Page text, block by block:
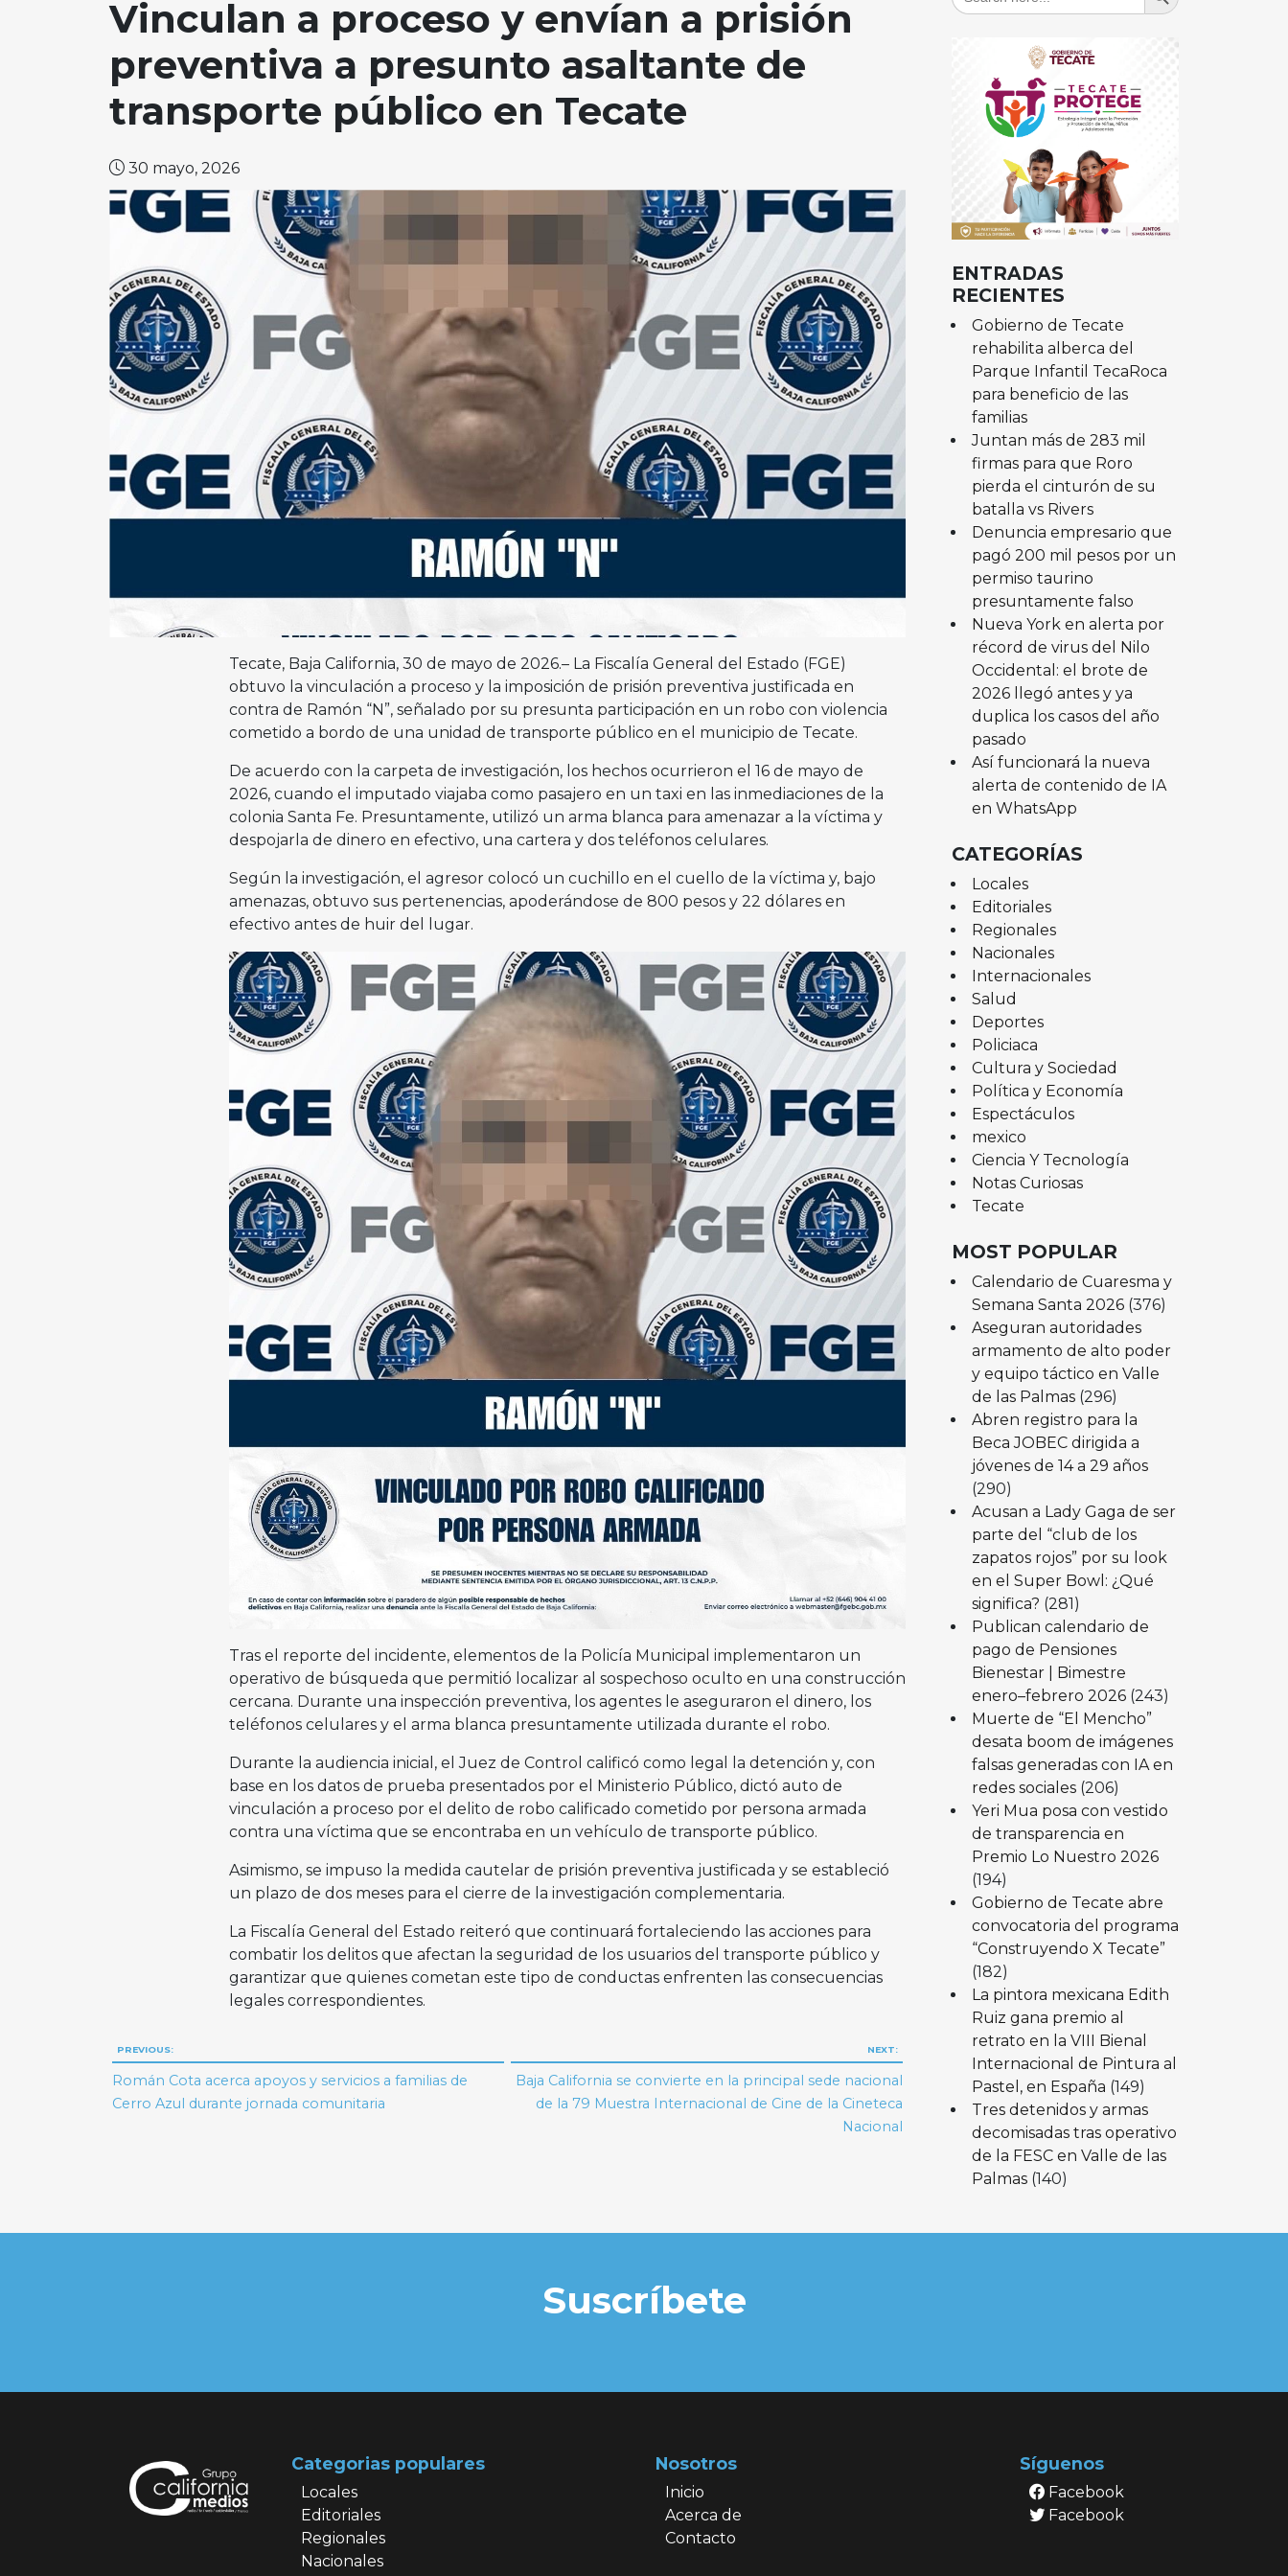
Vinculan a proceso y envían a prisión
preventiva a presunto asaltante de
transporte público en Tecate
30 mayo, 2026
Tecate, Baja California, 30 de mayo de 2026.– La Fiscalía General del Estado (FGE)
obtuvo la vinculación a proceso y la imposición de prisión preventiva justificada en
contra de Ramón “N”, señalado por su presunta participación en un robo con violencia
cometido a bordo de una unidad de transporte público en el municipio de Tecate.
De acuerdo con la carpeta de investigación, los hechos ocurrieron el 16 de mayo de
2026, cuando el imputado viajaba como pasajero en un taxi en las inmediaciones de la
colonia Santa Fe. Presuntamente, utilizó un arma blanca para amenazar a la víctima y
despojarla de dinero en efectivo, una cartera y dos teléfonos celulares.
Según la investigación, el agresor colocó un cuchillo en el cuello de la víctima y, bajo
amenazas, obtuvo sus pertenencias, apoderándose de 800 pesos y 22 dólares en
efectivo antes de huir del lugar.
Tras el reporte del incidente, elementos de la Policía Municipal implementaron un
operativo de búsqueda que permitió localizar al sospechoso oculto en una construcción
cercana. Durante una inspección preventiva, los agentes le aseguraron el dinero, los
teléfonos celulares y el arma blanca presuntamente utilizada durante el robo.
Durante la audiencia inicial, el Juez de Control calificó como legal la detención y, con
base en los datos de prueba presentados por el Ministerio Público, dictó auto de
vinculación a proceso por el delito de robo calificado cometido por persona armada
contra una víctima que se encontraba en un vehículo de transporte público.
Asimismo, se impuso la medida cautelar de prisión preventiva justificada y se estableció
un plazo de dos meses para el cierre de la investigación complementaria.
La Fiscalía General del Estado reiteró que continuará fortaleciendo las acciones para
combatir los delitos que afectan la seguridad de los usuarios del transporte público y
garantizar que quienes cometan este tipo de conductas enfrenten las consecuencias
legales correspondientes.
Navegación
de
PREVIOUS:
Román Cota acerca apoyos y servicios a familias de
Cerro Azul durante jornada comunitaria
NEXT:
Baja California se convierte en la principal sede nacional
de la 79 Muestra Internacional de Cine de la Cineteca
Nacional
ENTRADAS
RECIENTES
Gobierno de Tecate
rehabilita alberca del
Parque Infantil TecaRoca
para beneficio de las
familias
Juntan más de 283 mil
firmas para que Roro
pierda el cinturón de su
batalla vs Rivers
Denuncia empresario que
pagó 200 mil pesos por un
permiso taurino
presuntamente falso
Nueva York en alerta por
récord de virus del Nilo
Occidental: el brote de
2026 llegó antes y ya
duplica los casos del año
pasado
Así funcionará la nueva
alerta de contenido de IA
en WhatsApp
CATEGORÍAS
Locales
Editoriales
Regionales
Nacionales
Internacionales
Salud
Deportes
Policiaca
Cultura y Sociedad
Política y Economía
Espectáculos
mexico
Ciencia Y Tecnología
Notas Curiosas
Tecate
MOST POPULAR
Calendario de Cuaresma y
Semana Santa 2026 (376)
Aseguran autoridades
armamento de alto poder
y equipo táctico en Valle
de las Palmas (296)
Abren registro para la
Beca JOBEC dirigida a
jóvenes de 14 a 29 años
(290)
Acusan a Lady Gaga de ser
parte del “club de los
zapatos rojos” por su look
en el Super Bowl: ¿Qué
significa? (281)
Publican calendario de
pago de Pensiones
Bienestar | Bimestre
enero–febrero 2026 (243)
Muerte de “El Mencho”
desata boom de imágenes
falsas generadas con IA en
redes sociales (206)
Yeri Mua posa con vestido
de transparencia en
Premio Lo Nuestro 2026
(194)
Gobierno de Tecate abre
convocatoria del programa
“Construyendo X Tecate”
(182)
La pintora mexicana Edith
Ruiz gana premio al
retrato en la VIII Bienal
Internacional de Pintura al
Pastel, en España (149)
Tres detenidos y armas
decomisadas tras operativo
de la FESC en Valle de las
Palmas (140)
Suscríbete
Categorias populares
Locales
Editoriales
Regionales
Nacionales
Nosotros
Inicio
Acerca de
Contacto
Síguenos
Facebook
Facebook